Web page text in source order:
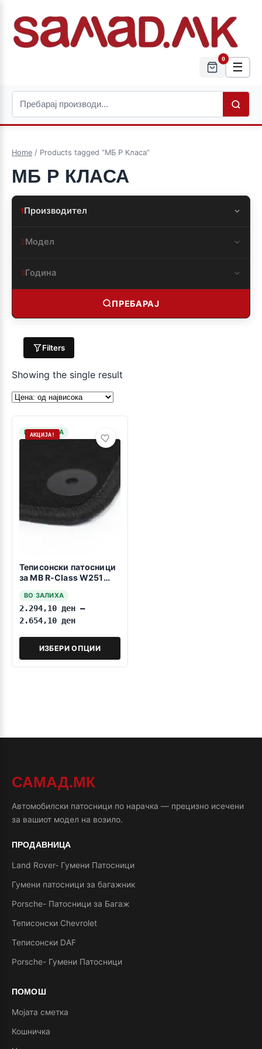
0
☰
Home / Products tagged “МБ Р Класа”
МБ Р КЛАСА
1Производител
2Модел
3Година
ПРЕБАРАЈ
Filters
Showing the single result
НА ЗАЛИХА
АКЦИЈА!
Теписонски патосници
за MB R-Class W251
ВО ЗАЛИХА
2.294,10 ден –
2.654,10 ден
ИЗБЕРИ ОПЦИИ
САМАД.МК
Автомобилски патосници по нарачка — прецизно исечени
за вашиот модел на возило.
ПРОДАВНИЦА
Land Rover- Гумени Патосници
Гумени патосници за багажник
Porsche- Патосници за Багаж
Теписонски Chevrolet
Теписонски DAF
Porsche- Гумени Патосници
ПОМОШ
Мојата сметка
Кошничка